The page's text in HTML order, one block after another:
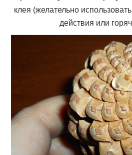
клея (желательно
действия или